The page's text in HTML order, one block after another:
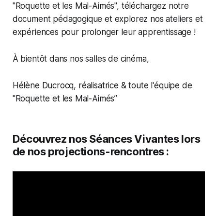
"Roquette et les Mal-Aimés", téléchargez notre
document pédagogique et explorez nos ateliers et
expériences pour prolonger leur apprentissage !
À bientôt dans nos salles de cinéma,
Hélène Ducrocq, réalisatrice & toute l'équipe de
"Roquette et les Mal-Aimés”
Découvrez nos Séances Vivantes lors
de nos projections-rencontres :